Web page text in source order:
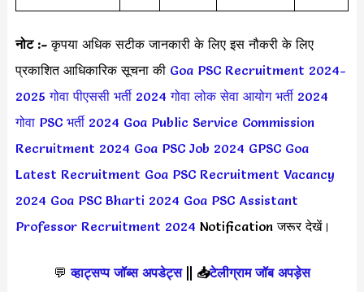
नोट :-कृपया अधिक सटीक जानकारी के लिए इस नौकरी के लिए
प्रकाशित आधिकारिक सूचना की Goa PSC Recruitment 2024-
2025 गोवा पीएससी भर्ती 2024 गोवा लोक सेवा आयोग भर्ती 2024
गोवा PSC भर्ती 2024 Goa Public Service Commission
Recruitment 2024 Goa PSC Job 2024 GPSC Goa
Latest Recruitment Goa PSC Recruitment Vacancy
2024 Goa PSC Bharti 2024 Goa PSC Assistant
Professor Recruitment 2024 Notification जरूर देखें।
💬 व्हाट्सप्प जॉब्स अपडेट्स|| 📥टेलीग्राम जॉब अपड़ेस